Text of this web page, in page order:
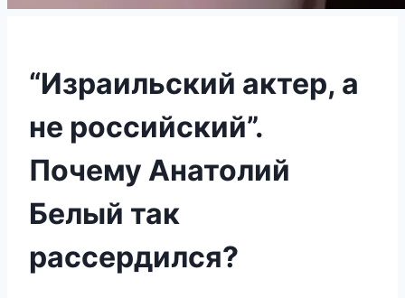
“Израильский актер, а
не российский”.
Почему Анатолий
Белый так
рассердился?